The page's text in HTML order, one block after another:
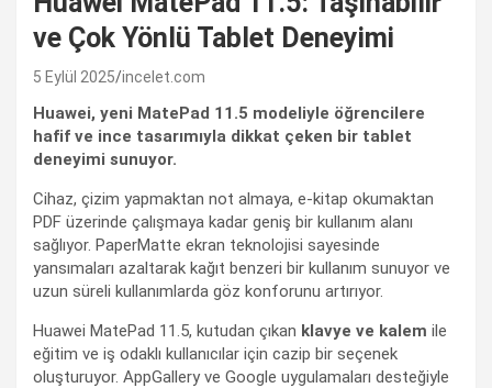
ve Çok Yönlü Tablet Deneyimi
5 Eylül 2025 incelet.com
Huawei, yeni MatePad 11.5 modeliyle öğrencilere
hafif ve ince tasarımıyla dikkat çeken bir tablet
deneyimi sunuyor.
Cihaz, çizim yapmaktan not almaya, e-kitap okumaktan
PDF üzerinde çalışmaya kadar geniş bir kullanım alanı
sağlıyor. PaperMatte ekran teknolojisi sayesinde
yansımaları azaltarak kağıt benzeri bir kullanım sunuyor ve
uzun süreli kullanımlarda göz konforunu artırıyor.
Huawei MatePad 11.5, kutudan çıkan klavye ve kalem ile
eğitim ve iş odaklı kullanıcılar için cazip bir seçenek
oluşturuyor. AppGallery ve Google uygulamaları desteğiyle